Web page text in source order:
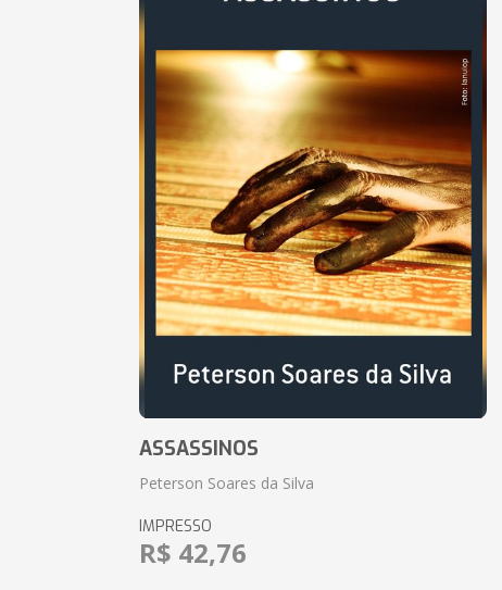
ASSASSINOS
Peterson Soares da Silva
IMPRESSO
R$ 42,76